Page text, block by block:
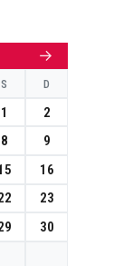
→
S D
1
2
8
9
16
23
30